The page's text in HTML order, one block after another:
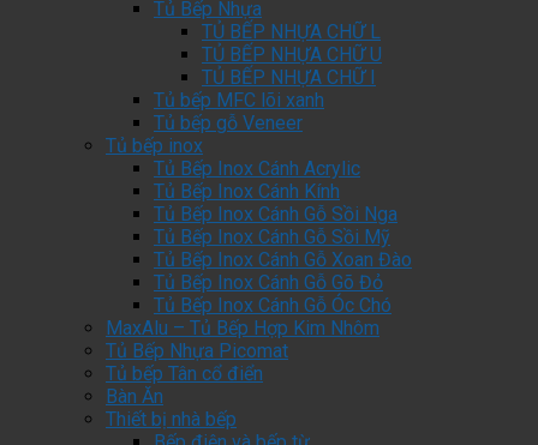
Tủ Bếp Nhựa
TỦ BẾP NHỰA CHỮ L
TỦ BẾP NHỰA CHỮ U
TỦ BẾP NHỰA CHỮ I
Tủ bếp MFC lõi xanh
Tủ bếp gỗ Veneer
Tủ bếp inox
Tủ Bếp Inox Cánh Acrylic
Tủ Bếp Inox Cánh Kính
Tủ Bếp Inox Cánh Gỗ Sồi Nga
Tủ Bếp Inox Cánh Gỗ Sồi Mỹ
Tủ Bếp Inox Cánh Gỗ Xoan Đào
Tủ Bếp Inox Cánh Gỗ Gõ Đỏ
Tủ Bếp Inox Cánh Gỗ Óc Chó
MaxAlu – Tủ Bếp Hợp Kim Nhôm
Tủ Bếp Nhựa Picomat
Tủ bếp Tân cổ điển
Bàn Ăn
Thiết bị nhà bếp